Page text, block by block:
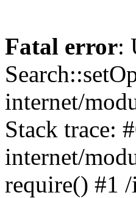
Fatal error:
internet/
Stack trace:
internet/
require() #1